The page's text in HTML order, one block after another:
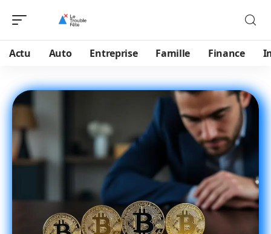
Actu Auto Entreprise Famille Finance